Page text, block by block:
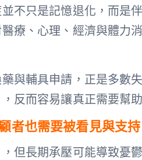
不只是記憶退化，而是
療、心理、經濟與體力
與輔具申請，正是多數
反而容易讓真正需要幫
者也需要被看見與支持
但長期承壓可能導致憂